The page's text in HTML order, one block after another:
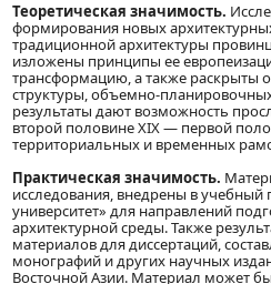
Теоретическая значимость.
формирования новых
традиционной архитектуры
изложены принципы ее
трансформацию, а также раскрыты
структуры, объемно-
результаты дают возможность
второй половине XIX — первой
территориальных и временных
Практическая значимость.
исследования, внедрены в
университет» для направлений
архитектурной среды. Также
материалов для диссертаций,
монографий и других научных
Восточной Азии. Материал может